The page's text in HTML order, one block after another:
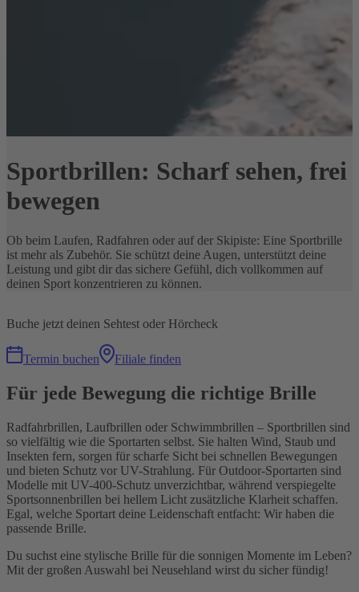
Sportbrillen: Scharf sehen, frei
bewegen
Ob beim Laufen, Radfahren oder auf der Skipiste: Eine Sportbrille
ist mehr als Zubehör. Sie schützt deine Augen, unterstützt deine
Leistung und gibt dir das sichere Gefühl, dich vollkommen auf
deinen Sport konzentrieren zu können.
Buche jetzt deinen Sehtest oder Hörcheck
Termin buchen Filiale finden
Für jede Bewegung die richtige Brille
Radfahrbrillen, Laufbrillen oder Schwimmbrillen – Sportbrillen sind
so vielfältig wie die Sportarten selbst. Sie halten Wind, Staub und
Insekten fern, sorgen für scharfe Sicht bei schnellen Bewegungen
und bieten Schutz vor UV-Strahlung. Für Outdoor-Sportarten sind
Modelle mit UV-400-Schutz unverzichtbar, während verspiegelte
Sportsonnenbrillen bei hellem Licht zusätzliche Klarheit schaffen.
Egal, welche Sportart deine Leidenschaft entfacht: Wir haben die
passende Brille.
Du suchst eine stylische Brille für die sonnigen Momente im Leben?
Mit der großen Auswahl bei Neusehland wirst du sicher fündig!